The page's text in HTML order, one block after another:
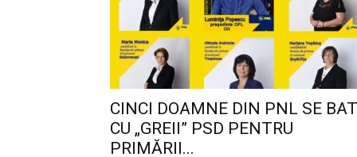
CINCI DOAMNE DIN PNL SE BAT
CU „GREII” PSD PENTRU
PRIMĂRII...